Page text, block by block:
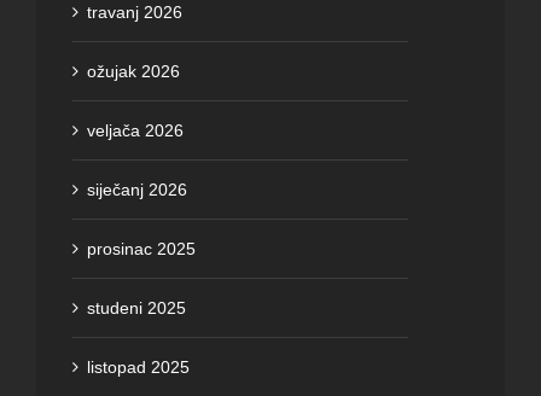
travanj 2026
ožujak 2026
veljača 2026
siječanj 2026
prosinac 2025
studeni 2025
listopad 2025